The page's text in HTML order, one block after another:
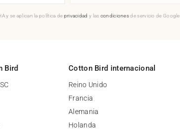
y se aplican la política de privacidad y las condicionesde servicio de Google.
Bird Cotton Bird internacional
Reino Unido
Francia
Alemania
Holanda